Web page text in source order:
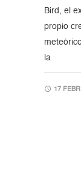
Bird, el
propio
la
17